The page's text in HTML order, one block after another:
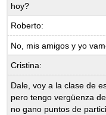
hoy?
Roberto:
No, mis amigos y yo
Cristina:
Dale, voy a la clase de
pero tengo vergüenza
no gano puntos de